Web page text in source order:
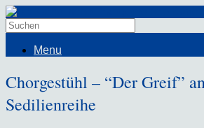
Menu
Chorgestühl – “Der Greif”
Sedilienreihe